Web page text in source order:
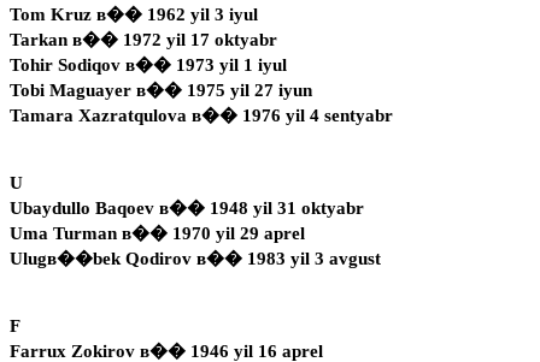
Tom Kruz в�� 1962 yil 3 iyul
Tarkan в�� 1972 yil 17 oktyabr
Tohir Sodiqov в�� 1973 yil 1 iyul
Tobi Maguayer в�� 1975 yil 27 iyun
Tamara Xazratqulova в�� 1976 yil 4 sentyabr
U
Ubaydullo Baqoev в�� 1948 yil 31 oktyabr
Uma Turman в�� 1970 yil 29 aprel
Ulugв��bek Qodirov в�� 1983 yil 3 avgust
F
Farrux Zokirov в�� 1946 yil 16 aprel